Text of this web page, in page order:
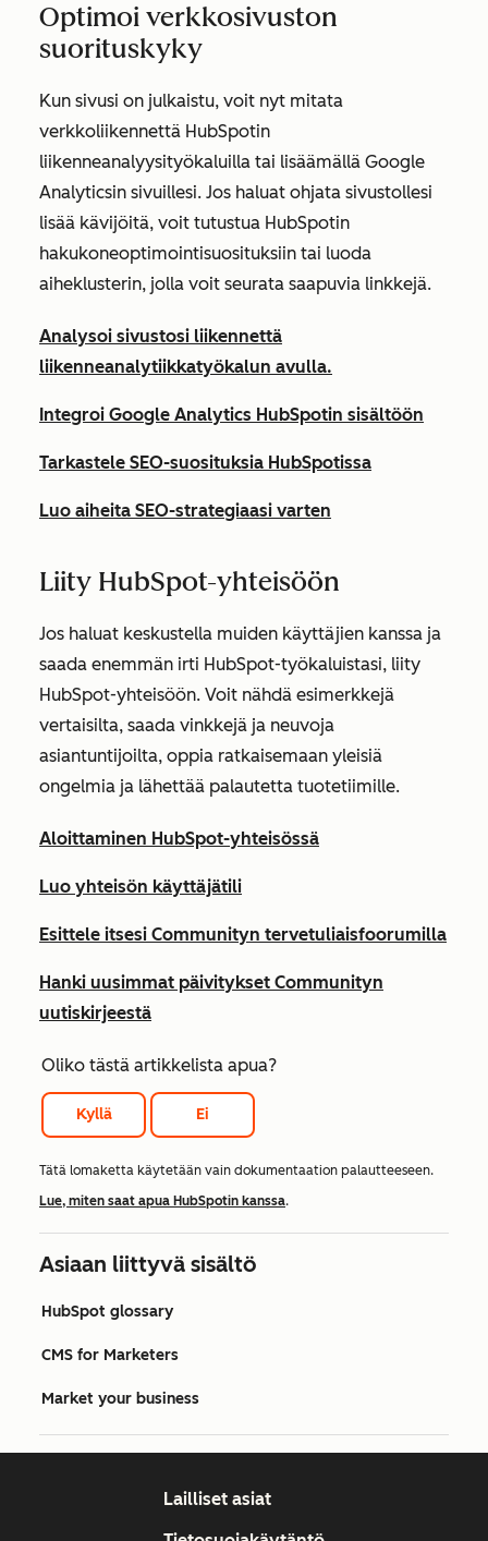
Optimoi verkkosivuston
suorituskyky
Kun sivusi on julkaistu, voit nyt mitata
verkkoliikennettä HubSpotin
liikenneanalyysityökaluilla tai lisäämällä Google
Analyticsin sivuillesi. Jos haluat ohjata sivustollesi
lisää kävijöitä, voit tutustua HubSpotin
hakukoneoptimointisuosituksiin tai luoda
aiheklusterin, jolla voit seurata saapuvia linkkejä.
Analysoi sivustosi liikennettä
liikenneanalytiikkatyökalun avulla.
Integroi Google Analytics HubSpotin sisältöön
Tarkastele SEO-suosituksia HubSpotissa
Luo aiheita SEO-strategiaasi varten
Liity HubSpot-yhteisöön
Jos haluat keskustella muiden käyttäjien kanssa ja
saada enemmän irti HubSpot-työkaluistasi, liity
HubSpot-yhteisöön. Voit nähdä esimerkkejä
vertaisilta, saada vinkkejä ja neuvoja
asiantuntijoilta, oppia ratkaisemaan yleisiä
ongelmia ja lähettää palautetta tuotetiimille.
Aloittaminen HubSpot-yhteisössä
Luo yhteisön käyttäjätili
Esittele itsesi Communityn tervetuliaisfoorumilla
Hanki uusimmat päivitykset Communityn
uutiskirjeestä
Oliko tästä artikkelista apua?
Kyllä Ei
Tätä lomaketta käytetään vain dokumentaation palautteeseen.
Lue, miten saat apua HubSpotin kanssa.
Asiaan liittyvä sisältö
HubSpot glossary
CMS for Marketers
Market your business
Lailliset asiat